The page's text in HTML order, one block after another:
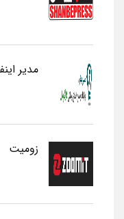
مدیر
زومیت